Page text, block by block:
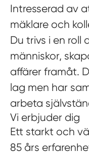
Intresserad av
mäklare och
Du trivs i en roll
människor,
affärer framåt.
lag men har
arbeta
Vi erbjuder dig
Ett starkt och
85 års